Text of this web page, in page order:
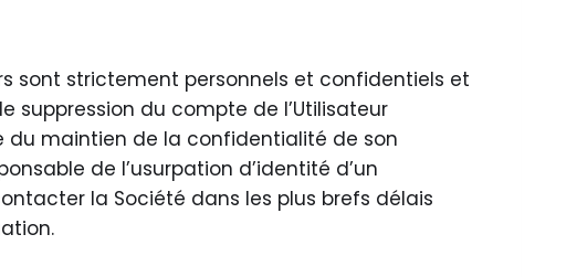
sont strictement personnels et confidentiels et
suppression du compte de l’Utilisateur
du maintien de la confidentialité de son
de l’usurpation d’identité d’un
la Société dans les plus brefs délais